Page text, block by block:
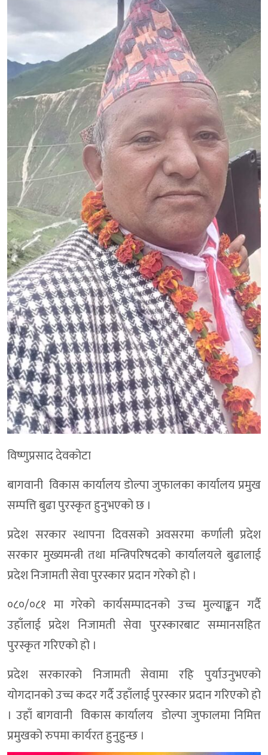
विष्णुप्रसाद देवकोटा
बागवानी विकास कार्यालय डाेल्पा जुफालका कार्यालय प्रमुख
सम्पत्ति बुढा पुरस्कृत हुनुभएको छ ।
प्रदेश सरकार स्थापना दिवसको अवसरमा कर्णाली प्रदेश
सरकार मुख्यमन्त्री तथा मन्त्रिपरिषदको कार्यालयले बुढालाई
प्रदेश निजामती सेवा पुरस्कार प्रदान गरेको हो ।
०८०/०८१ मा गरेको कार्यसम्पादनको उच्च मुल्याङ्कन गर्दै
उहाँलाई प्रदेश निजामती सेवा पुरस्कारबाट सम्मानसहित
पुरस्कृत गरिएको हो ।
प्रदेश सरकारको निजामती सेवामा रहि पुर्याउनुभएको
योगदानको उच्च कदर गर्दै उहाँलाई पुरस्कार प्रदान गरिएको हो
। उहाँ बागवानी विकास कार्यालय डाेल्पा जुफालमा निमित्त
प्रमुखको रुपमा कार्यरत हुनुहुन्छ ।